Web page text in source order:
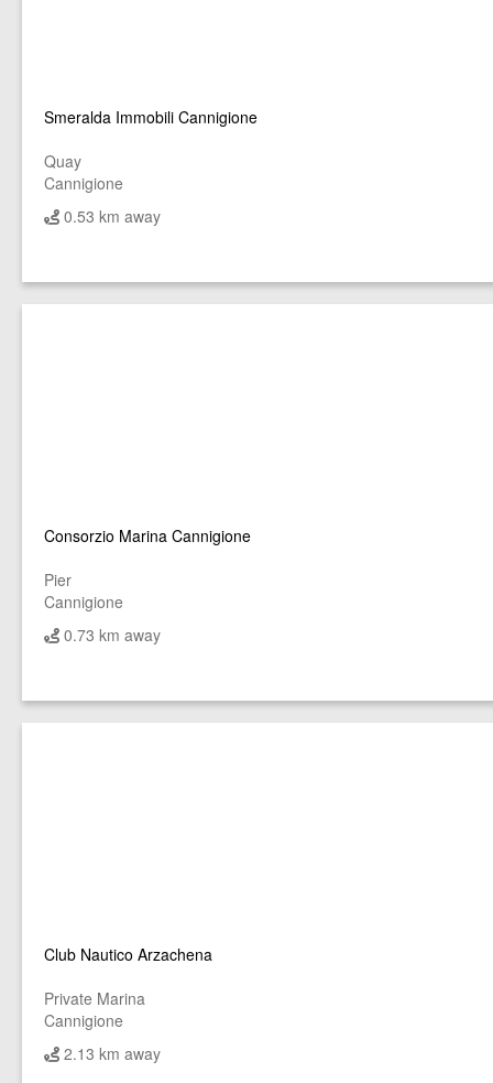
Smeralda Immobili Cannigione
Quay
Cannigione
0.53 km away
Consorzio Marina Cannigione
Pier
Cannigione
0.73 km away
Club Nautico Arzachena
Private Marina
Cannigione
2.13 km away